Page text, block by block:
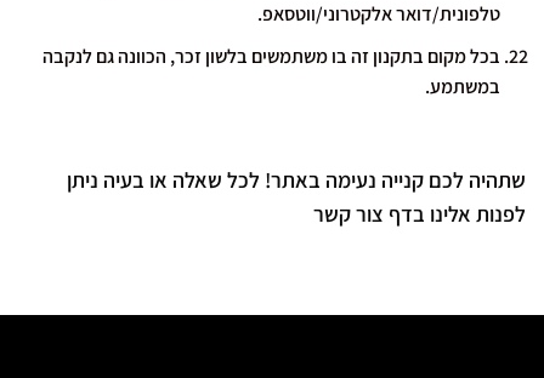
טלפונית/דואר אלקטרוני/ווטסאפ.
בכל מקום בתקנון זה בו משתמשים בלשון זכר, הכוונה גם לנקבה
במשתמע.
שתהיה לכם קנייה נעימה באתר! לכל שאלה או בעיה ניתן
לפנות אלינו בדף צור קשר